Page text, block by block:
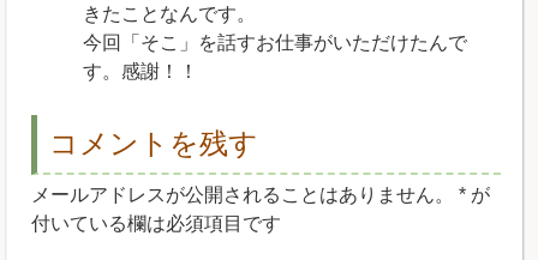
きたことなんです。
今回「そこ」を話すお仕事がいただけたんで
す。感謝！！
コメントを残す
メールアドレスが公開されることはありません。 * が
付いている欄は必須項目です